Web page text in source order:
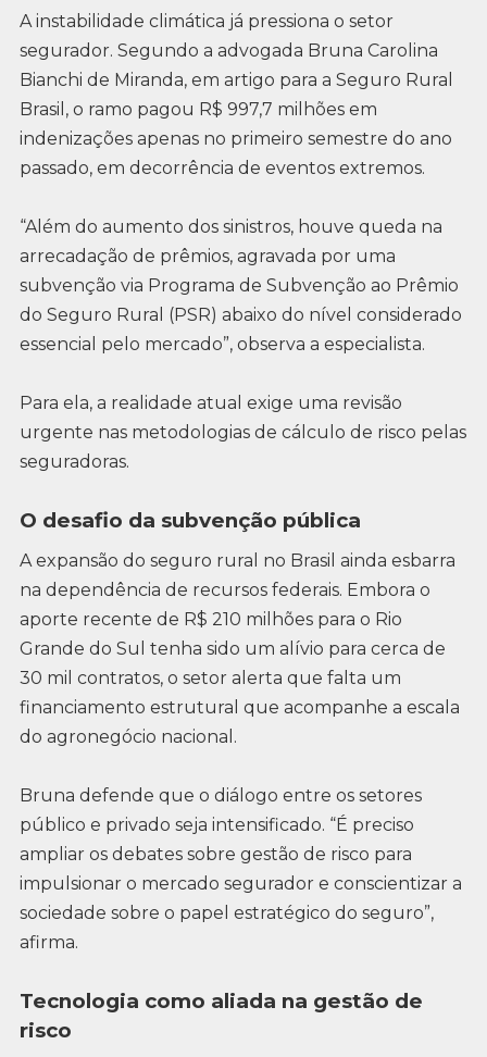
A instabilidade climática já pressiona o setor
segurador. Segundo a advogada Bruna Carolina
Bianchi de Miranda, em artigo para a Seguro Rural
Brasil, o ramo pagou R$ 997,7 milhões em
indenizações apenas no primeiro semestre do ano
passado, em decorrência de eventos extremos.
“Além do aumento dos sinistros, houve queda na
arrecadação de prêmios, agravada por uma
subvenção via Programa de Subvenção ao Prêmio
do Seguro Rural (PSR) abaixo do nível considerado
essencial pelo mercado”, observa a especialista.
Para ela, a realidade atual exige uma revisão
urgente nas metodologias de cálculo de risco pelas
seguradoras.
O desafio da subvenção pública
A expansão do seguro rural no Brasil ainda esbarra
na dependência de recursos federais. Embora o
aporte recente de R$ 210 milhões para o Rio
Grande do Sul tenha sido um alívio para cerca de
30 mil contratos, o setor alerta que falta um
financiamento estrutural que acompanhe a escala
do agronegócio nacional.
Bruna defende que o diálogo entre os setores
público e privado seja intensificado. “É preciso
ampliar os debates sobre gestão de risco para
impulsionar o mercado segurador e conscientizar a
sociedade sobre o papel estratégico do seguro”,
afirma.
Tecnologia como aliada na gestão de
risco